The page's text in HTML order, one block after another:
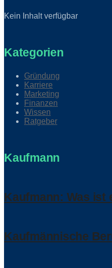
Kein Inhalt verfügbar
Kategorien
Gründung
Karriere
Marketing
Finanzen
Wissen
Ratgeber
Kaufmann
Kaufmann: Was ist
Kaufmännische